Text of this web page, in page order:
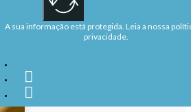
A sua informação está protegida. Leia a nossa
privacidade.